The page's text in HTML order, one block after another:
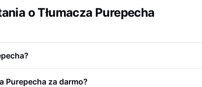
o Tłumacza Purepecha
Purepecha za darmo?